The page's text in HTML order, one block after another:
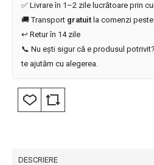
✅ Livrare în 1–2 zile lucrătoare prin
🚚 Transport gratuit la comenzi
↩️ Retur în 14 zile
📞 Nu ești sigur că e produsul potrivit?
te ajutăm cu alegerea.
DESCRIERE